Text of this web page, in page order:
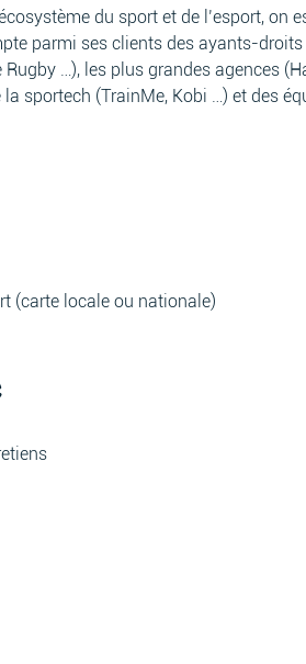
du sport et de l’esport, on
parmi ses clients des ayants-
…), les plus grandes agences
sportech (TrainMe, Kobi …) et des
(carte locale ou nationale)